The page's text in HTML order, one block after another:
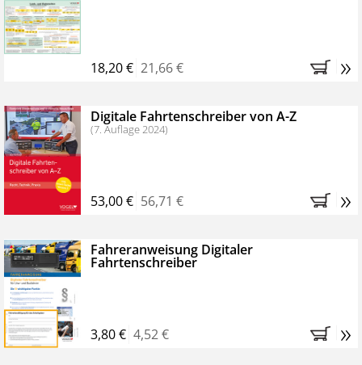
Bestellen Sie jetzt das VerkehrsRundschau Profipaket im
Kennenlern-Abo für zwei Monate (inkl. der derzeitig
Monaten brauchen Sie nichts weiter tun, das
Abonnement endet automatisch, es entstehen keine
weiteren Verpflichtungen.
18,20 € 21,66 € »
Digitale Fahrtenschreiber von A-Z
(7. Auflage 2024)
53,00 € 56,71 € »
Fahreranweisung Digitaler
Fahrtenschreiber
3,80 € 4,52 € »